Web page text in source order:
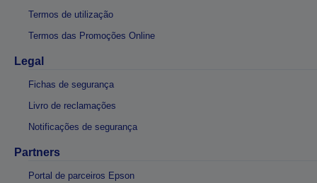
Termos de utilização
Termos das Promoções Online
Legal
Fichas de segurança
Livro de reclamações
Notificações de segurança
Partners
Portal de parceiros Epson